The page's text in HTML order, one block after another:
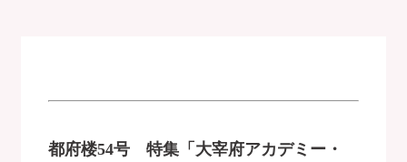
都府楼54号 特集「大宰府アカデミー・